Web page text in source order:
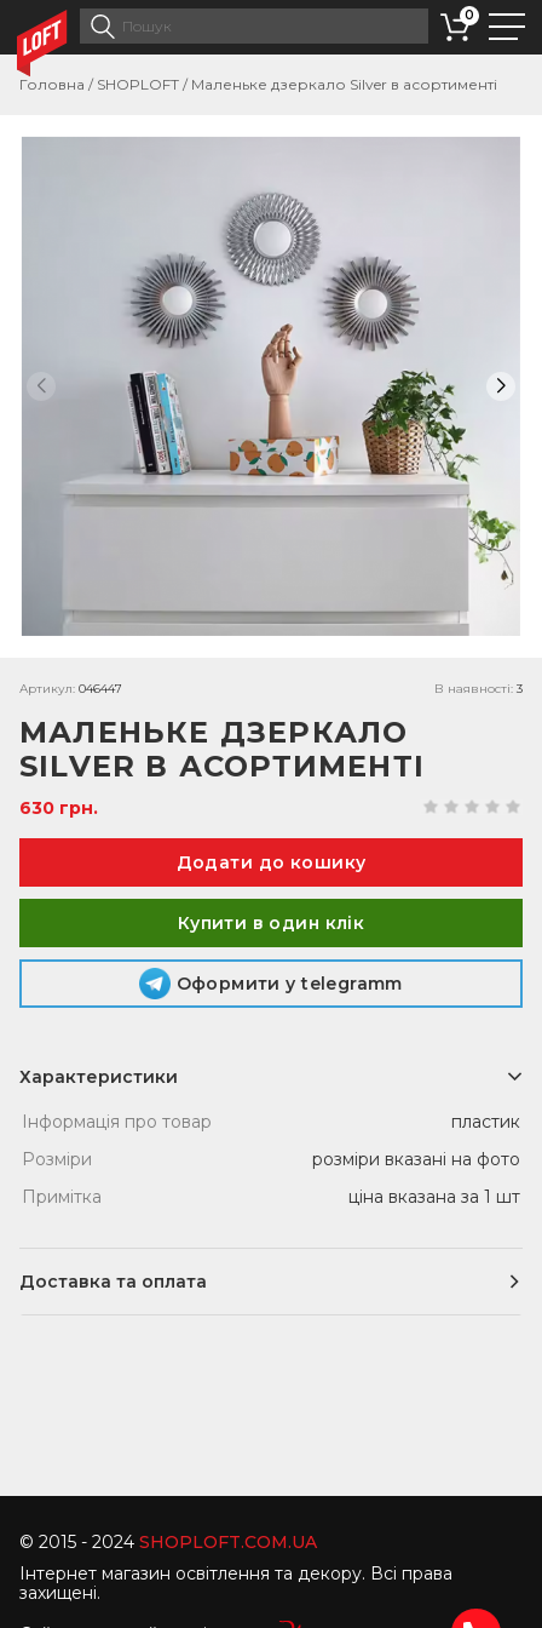
0
Головна / SHOPLOFT / Маленьке дзеркало Silver в асортименті
Артикул: 046447 В наявності: 3
МАЛЕНЬКЕ ДЗЕРКАЛО
SILVER В АСОРТИМЕНТІ
630 грн.
Купити в один клік
Оформити у telegramm
Характеристики
Інформація про товар
пластик
Розміри
розміри вказані на фото
Примітка
ціна вказана за 1 шт
Доставка та оплата
Здійснюється будь-якими службами доставки
Зручний, безкоштовний та швидкий спосіб
отримання замовлення. м. Одеса, вул. Толбухіна, 135,
© 2015 - 2024 SHOPLOFT.COM.UA
Інтернет магазин освітлення та декору. Всі права
захищені.